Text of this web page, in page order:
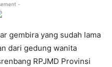
-
gembira yang sudah lama
dari gedung wanita
RPJMD Provinsi